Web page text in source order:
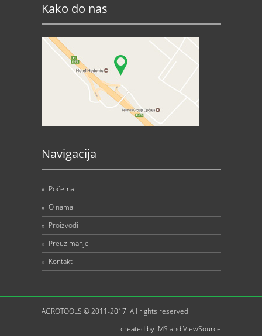
Kako do nas
Navigacija
» Početna
» O nama
» Proizvodi
» Preuzimanje
» Kontakt
AGROTOOLS © 2011-2017. All rights reserved.
created by IMS and ViewSource